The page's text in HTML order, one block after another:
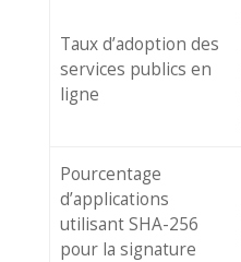
Taux d’adoption des
services publics en
ligne
Pourcentage
d’applications
utilisant SHA-256
pour la signature